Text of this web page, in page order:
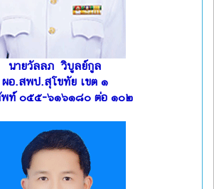
นายวัลลภ วิบูลย์กูล
ผอ.สพป.สุโขทัย เขต ๑
พท์ ๐๕๕-๖๑๖๑๘๐ ต่อ ๑๐๒